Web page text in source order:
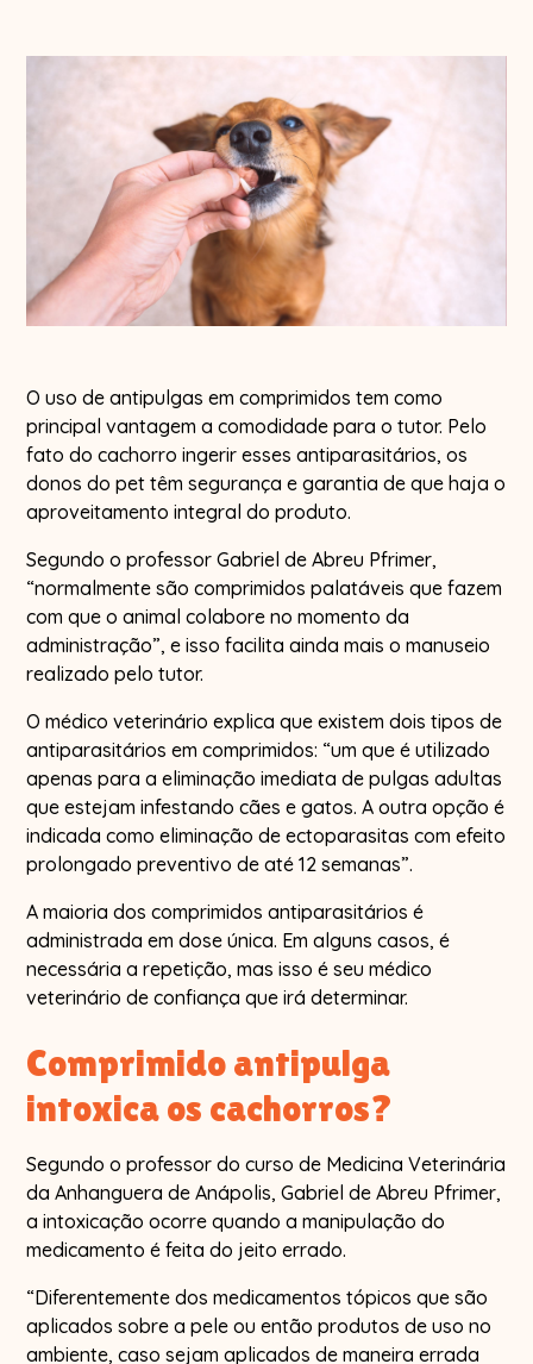
O uso de antipulgas em comprimidos tem como
principal vantagem a comodidade para o tutor. Pelo
fato do cachorro ingerir esses antiparasitários, os
donos do pet têm segurança e garantia de que haja o
aproveitamento integral do produto.
Segundo o professor Gabriel de Abreu Pfrimer,
“normalmente são comprimidos palatáveis que fazem
com que o animal colabore no momento da
administração”, e isso facilita ainda mais o manuseio
realizado pelo tutor.
O médico veterinário explica que existem dois tipos de
antiparasitários em comprimidos: “um que é utilizado
apenas para a eliminação imediata de pulgas adultas
que estejam infestando cães e gatos. A outra opção é
indicada como eliminação de ectoparasitas com efeito
prolongado preventivo de até 12 semanas”.
A maioria dos comprimidos antiparasitários é
administrada em dose única. Em alguns casos, é
necessária a repetição, mas isso é seu médico
veterinário de confiança que irá determinar.
Comprimido antipulga
intoxica os cachorros?
Segundo o professor do curso de Medicina Veterinária
da Anhanguera de Anápolis, Gabriel de Abreu Pfrimer,
a intoxicação ocorre quando a manipulação do
medicamento é feita do jeito errado.
“Diferentemente dos medicamentos tópicos que são
aplicados sobre a pele ou então produtos de uso no
ambiente, caso sejam aplicados de maneira errada